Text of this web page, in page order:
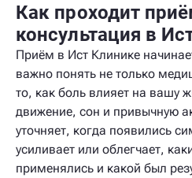
Как проходит
консультация в
Приём в Ист Клинике
важно понять не только
то, как боль влияет на вашу
движение, сон и привычную
уточняет, когда появились
усиливает или облегчает,
применялись и какой был